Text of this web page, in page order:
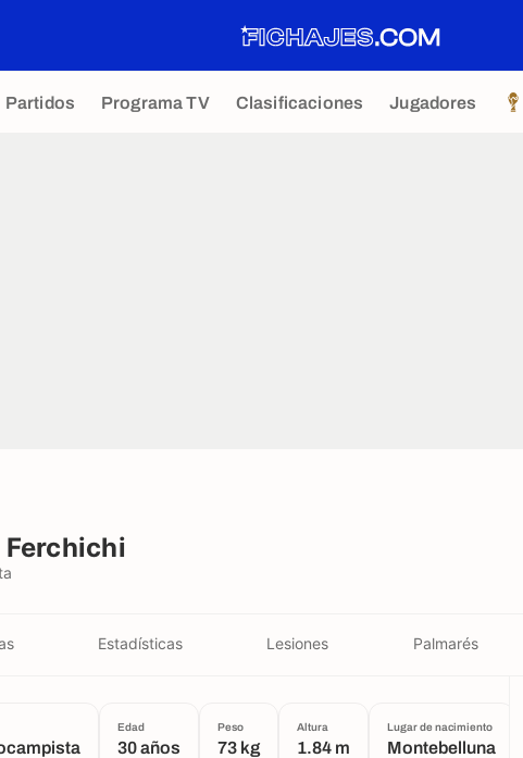
Partidos Programa TV Clasificaciones Jugadores
Ferchichi
Estadísticas Lesiones Palmarés
Edad
30 años
Peso
73 kg
Altura
1.84 m
Lugar de nacimiento
Montebelluna